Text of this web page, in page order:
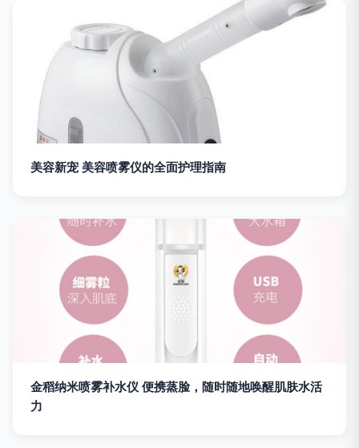
美容新宠 美容喷雾仪的全面护理指南
金稻纳米喷雾补水仪 便携蒸脸，随时随地唤醒肌肤水活
力